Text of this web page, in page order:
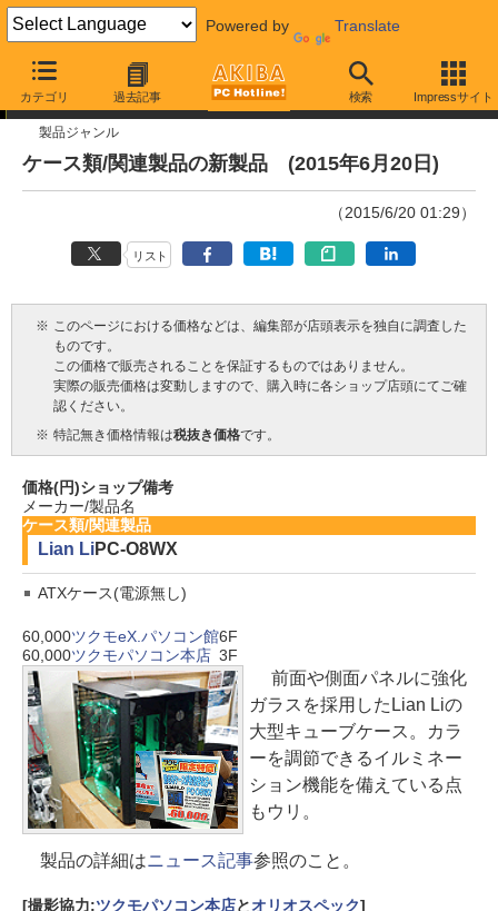
Powered by Translate
カテゴリ 過去記事 検索 Impressサイト
今週見つけた新製品
製品ジャンル
ケース類/関連製品の新製品 (2015年6月20日)
（2015/6/20 01:29）
リスト
※ このページにおける価格などは、編集部が店頭表示を独自に調査した
ものです。
この価格で販売されることを保証するものではありません。
実際の販売価格は変動しますので、購入時に各ショップ店頭にてご確
認ください。
※ 特記無き価格情報は税抜き価格です。
価格(円)ショップ備考
メーカー/製品名
ケース類/関連製品
Lian LiPC-O8WX
ATXケース(電源無し)
60,000ツクモeX.パソコン館6F
60,000ツクモパソコン本店 3F
前面や側面パネルに強化
ガラスを採用したLian Liの
大型キューブケース。カラ
ーを調節できるイルミネー
ション機能を備えている点
もウリ。
製品の詳細はニュース記事参照のこと。
[撮影協力:ツクモパソコン本店とオリオスペック]